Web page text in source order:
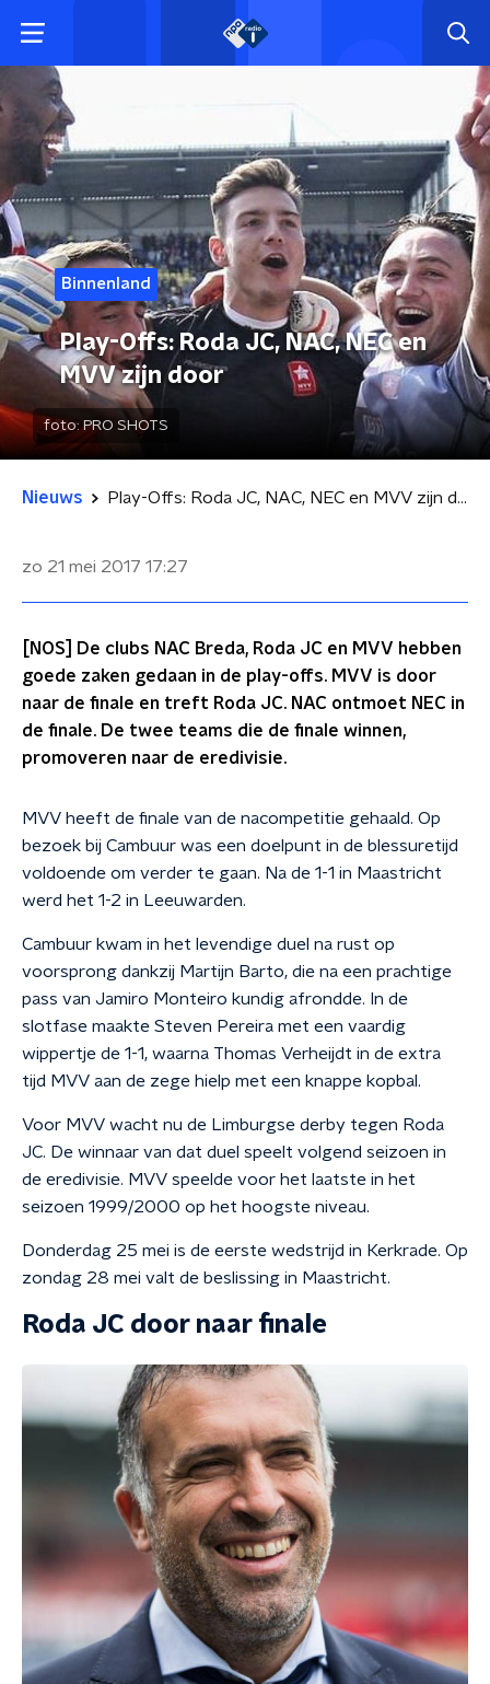
Binnenland
Play-Offs: Roda JC, NAC, NEC en
MVV zijn door
foto:PRO SHOTS
Nieuws Play-Offs: Roda JC, NAC, NEC en MVV zijn door
zo 21 mei 2017 17:27
[NOS] De clubs NAC Breda, Roda JC en MVV hebben
goede zaken gedaan in de play-offs. MVV is door
naar de finale en treft Roda JC. NAC ontmoet NEC in
de finale. De twee teams die de finale winnen,
promoveren naar de eredivisie.
MVV heeft de finale van de nacompetitie gehaald. Op
bezoek bij Cambuur was een doelpunt in de blessuretijd
voldoende om verder te gaan. Na de 1-1 in Maastricht
werd het 1-2 in Leeuwarden.
Cambuur kwam in het levendige duel na rust op
voorsprong dankzij Martijn Barto, die na een prachtige
pass van Jamiro Monteiro kundig afrondde. In de
slotfase maakte Steven Pereira met een vaardig
wippertje de 1-1, waarna Thomas Verheijdt in de extra
tijd MVV aan de zege hielp met een knappe kopbal.
Voor MVV wacht nu de Limburgse derby tegen Roda
JC. De winnaar van dat duel speelt volgend seizoen in
de eredivisie. MVV speelde voor het laatste in het
seizoen 1999/2000 op het hoogste niveau.
Donderdag 25 mei is de eerste wedstrijd in Kerkrade. Op
zondag 28 mei valt de beslissing in Maastricht.
Roda JC door naar finale